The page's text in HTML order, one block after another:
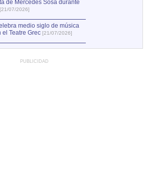
de Mercedes Sosa durante
[21/07/2026]
medio siglo de música
Teatre Grec [21/07/2026]
PUBLICIDAD